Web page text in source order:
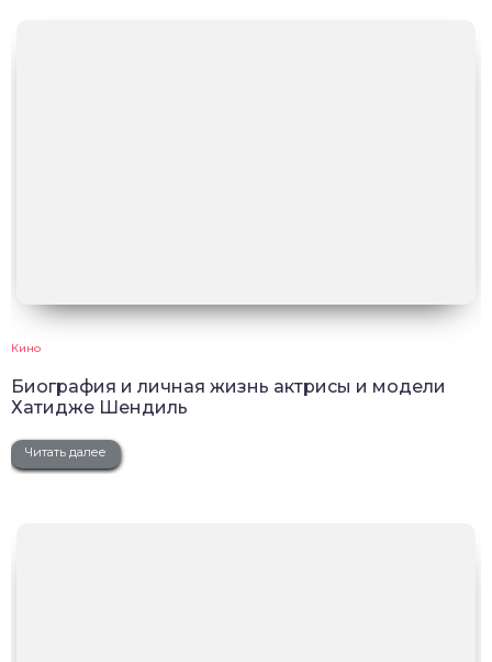
Кино
Биография и личная жизнь актрисы и модели
Хатидже Шендиль
Читать далее